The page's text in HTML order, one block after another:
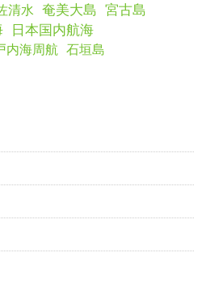
清水 奄美大島 宮古島
日本国内航海
内海周航 石垣島